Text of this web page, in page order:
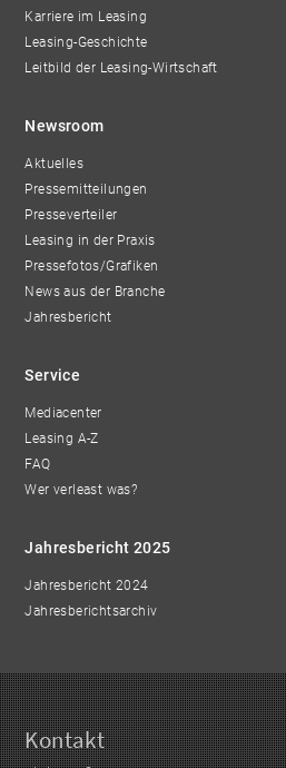
Karriere im Leasing
Leasing-Geschichte
Leitbild der Leasing-Wirtschaft
Newsroom
Aktuelles
Pressemitteilungen
Presseverteiler
Leasing in der Praxis
Pressefotos/Grafiken
News aus der Branche
Jahresbericht
Service
Mediacenter
Leasing A-Z
FAQ
Wer verleast was?
Jahresbericht 2025
Jahresbericht 2024
Jahresberichtsarchiv
Kontakt